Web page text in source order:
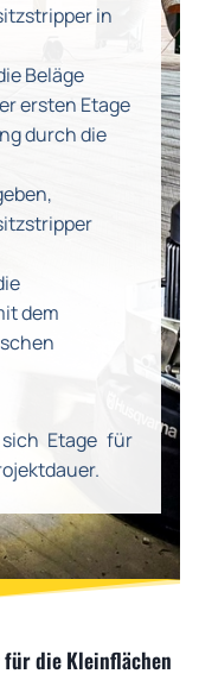
in
Beläge
ersten Etage
durch die
dem
Etage für
die Kleinflächen